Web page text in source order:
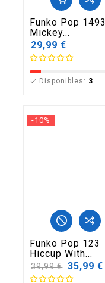
Funko Pop 1493
Mickey...
29,99 €
 Disponibles: 3
-10%
Funko Pop 123
Hiccup With...
Precio
base
39,99 € 35,99 €